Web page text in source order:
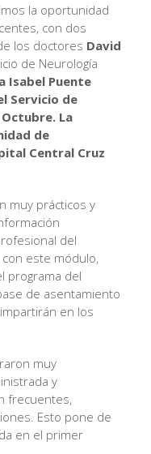
la oportunidad
con dos
los doctores David
de Neurología
Isabel Puente
Servicio de
La
de
Central Cruz
muy prácticos y
del
este módulo,
programa del
de asentamiento
en los
muy
y
frecuentes,
Esto pone de
en el primer